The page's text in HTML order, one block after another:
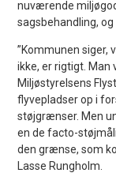
nuværende
sagsbehandling,
”Kommunen siger,
ikke, er rigtigt. Man
Miljøstyrelsens
flyvepladser op i
støjgrænser. Men
en de facto-
den grænse, som
Lasse Rungholm.